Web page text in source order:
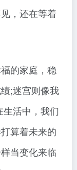
，还在等着
的家庭，稳
;迷宫则像我
活中，我们
算着未来的
当变化来临